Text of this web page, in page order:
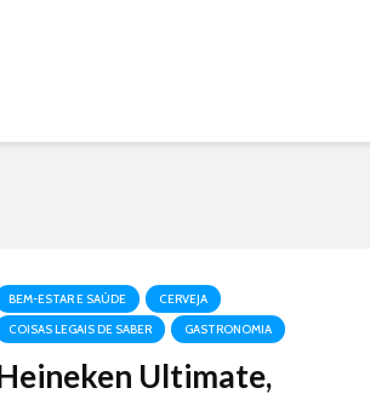
BEM-ESTAR E SAÚDE
CERVEJA
COISAS LEGAIS DE SABER
GASTRONOMIA
Ultimate,